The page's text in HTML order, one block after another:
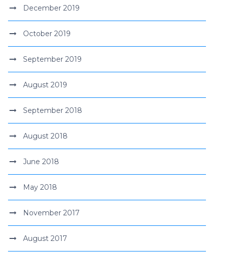
December 2019
October 2019
September 2019
August 2019
September 2018
August 2018
June 2018
May 2018
November 2017
August 2017